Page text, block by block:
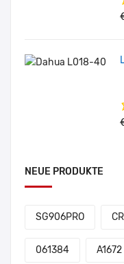
NEUE PRODUKTE
SG906PRO
061384 A1672